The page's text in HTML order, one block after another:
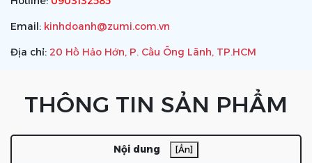
Email: kinhdoanh@zumi.com.vn
Địa chỉ: 20 Hồ Hảo Hớn, P. Cầu Ông Lãnh, TP.HCM
THÔNG TIN SẢN PHẨM
Nội dung [Ẩn]